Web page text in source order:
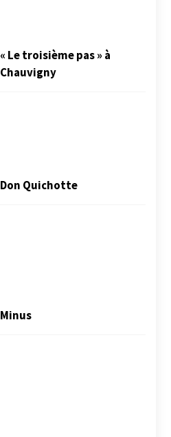
« Le troisième pas » à
Chauvigny
Don Quichotte
Minus